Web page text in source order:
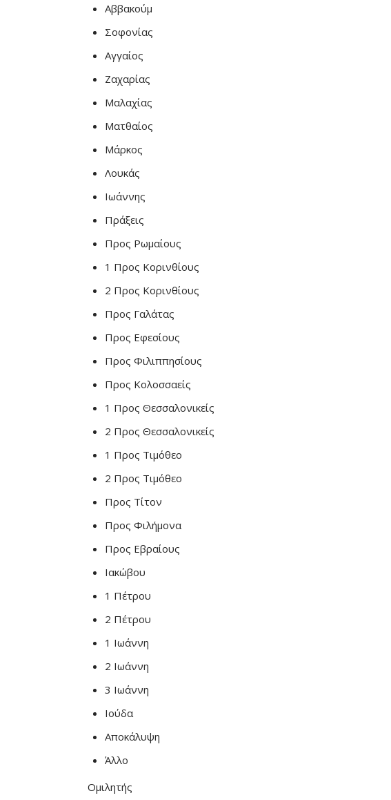
Αββακούμ
Σοφονίας
Αγγαίος
Ζαχαρίας
Μαλαχίας
Ματθαίος
Μάρκος
Λουκάς
Ιωάννης
Πράξεις
Προς Ρωμαίους
1 Προς Κορινθίους
2 Προς Κορινθίους
Προς Γαλάτας
Προς Εφεσίους
Προς Φιλιππησίους
Προς Κολοσσαείς
1 Προς Θεσσαλονικείς
2 Προς Θεσσαλονικείς
1 Προς Τιμόθεο
2 Προς Τιμόθεο
Προς Τίτον
Προς Φιλήμονα
Προς Εβραίους
Ιακώβου
1 Πέτρου
2 Πέτρου
1 Ιωάννη
2 Ιωάννη
3 Ιωάννη
Ιούδα
Αποκάλυψη
Άλλο
Ομιλητής